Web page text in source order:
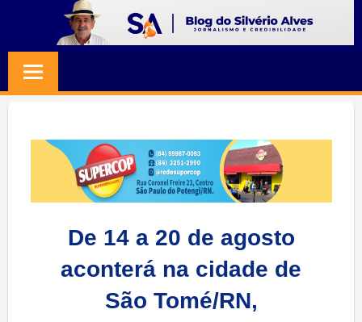
content
SILVERIO
ALVES
Jornalismo
Credibilidade
De 14 a 20 de agosto
aconterá na cidade de
São Tomé/RN,